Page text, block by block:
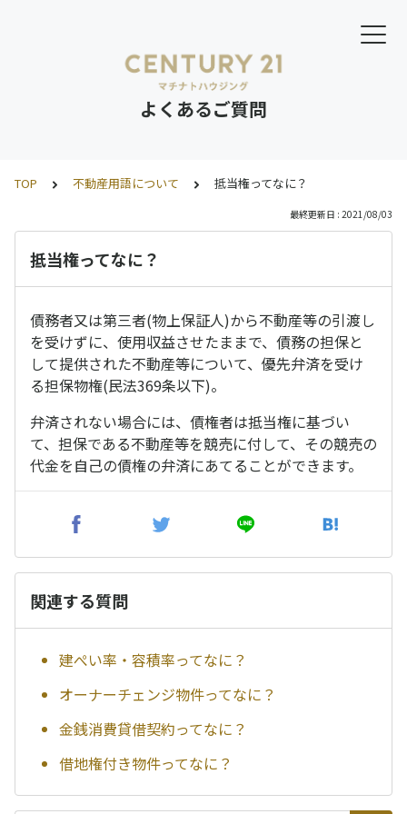
よくあるご質問
TOP 不動産用語について 抵当権ってなに？
最終更新日 : 2021/08/03
抵当権ってなに？
債務者又は第三者(物上保証人)から不動産等の引渡し
を受けずに、使用収益させたままで、債務の担保と
して提供された不動産等について、優先弁済を受け
る担保物権(民法369条以下)。
弁済されない場合には、債権者は抵当権に基づい
て、担保である不動産等を競売に付して、その競売の
代金を自己の債権の弁済にあてることができます。
関連する質問
建ぺい率・容積率ってなに？
オーナーチェンジ物件ってなに？
金銭消費貸借契約ってなに？
借地権付き物件ってなに？